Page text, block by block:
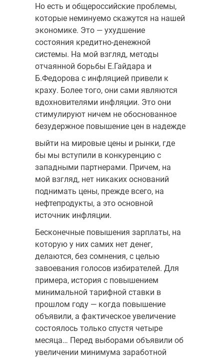
Но есть и общероссийские проблемы,
которые неминуемо скажутся на нашей
экономике. Это — ухудшение
состояния кредитно-денежной
системы. На мой взгляд, методы
отчаянной борьбы Е.Гайдара и
Б.Федорова с инфляцией привели к
краху. Более того, они сами являются
вдохновителями инфляции. Это они
стимулируют ничем не обоснованное
безудержное повышение цен в надежде
выйти на мировые цены и рынки, где
бы мы вступили в конкуренцию с
западными партнерами. Причем, на
мой взгляд, нет никаких оснований
поднимать цены, прежде всего, на
нефтепродукты, а это основной
источник инфляции.
Бесконечные повышения зарплаты, на
которую у них самих нет денег,
делаются, без сомнения, с целью
завоевания голосов избирателей. Для
примера, история с повышением
минимальной тарифной ставки в
прошлом году — когда повышение
объявили, а фактическое увеличение
состоялось только спустя четыре
месяца… Перед выборами объявили об
увеличении минимума заработной